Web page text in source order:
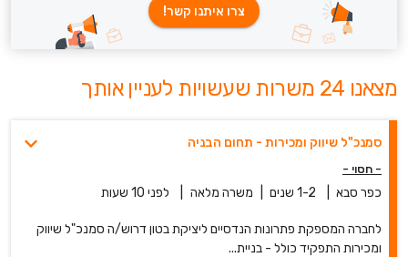
צרו איתנו קשר!
מצאנו 24 משרות שעשויות לעניין אותך
סמנכ"ל שיווק ומכירות - תחום הבניה
- חסוי -
כפר סבא 1-2 שנים משרה מלאה לפני 10 שעות
לחברה המספקת פתרונות הנדסיים ליציקת בטון דרוש/ה סמנכ"ל שיווק
ומכירות התפקיד כולל - בניית...